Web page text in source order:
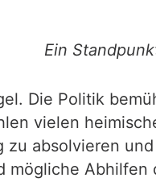
Ein
Die Politik
vielen
absolvieren
mögliche